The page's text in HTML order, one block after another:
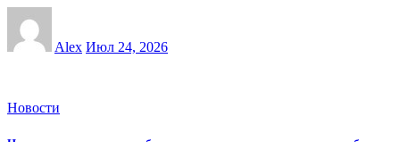
Alex Июл 24, 2026
Новости